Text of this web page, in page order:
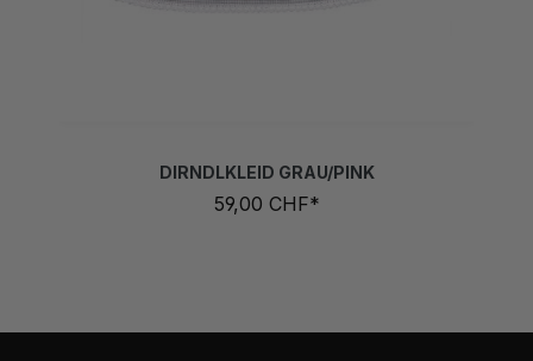
59,00 CHF*